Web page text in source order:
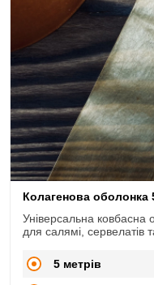
Колагенова
Універсальна ковбасна
5 метрів